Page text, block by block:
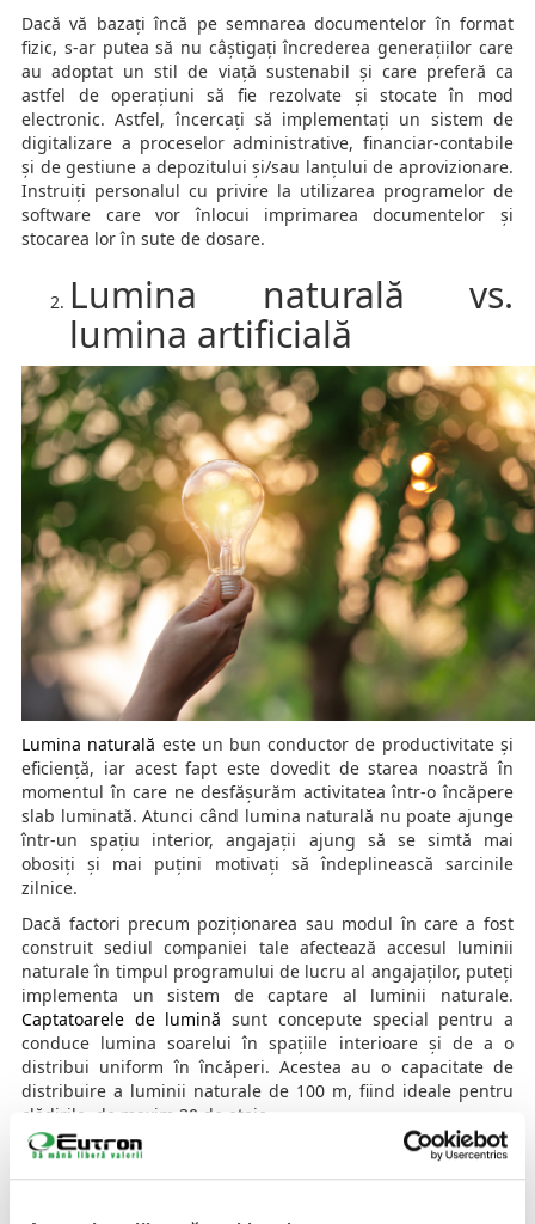
Dacă vă bazați încă pe semnarea documentelor în format
fizic, s-ar putea să nu câștigați încrederea generațiilor care
au adoptat un stil de viață sustenabil și care preferă ca
astfel de operațiuni să fie rezolvate și stocate în mod
electronic. Astfel, încercați să implementați un sistem de
digitalizare a proceselor administrative, financiar-contabile
și de gestiune a depozitului și/sau lanțului de aprovizionare.
Instruiți personalul cu privire la utilizarea programelor de
software care vor înlocui imprimarea documentelor și
stocarea lor în sute de dosare.
Lumina naturală vs.
lumina artificială
Lumina naturală este un bun conductor de productivitate și
eficiență, iar acest fapt este dovedit de starea noastră în
momentul în care ne desfășurăm activitatea într-o încăpere
slab luminată. Atunci când lumina naturală nu poate ajunge
într-un spațiu interior, angajații ajung să se simtă mai
obosiți și mai puțini motivați să îndeplinească sarcinile
zilnice.
Dacă factori precum poziționarea sau modul în care a fost
construit sediul companiei tale afectează accesul luminii
naturale în timpul programului de lucru al angajaților, puteți
implementa un sistem de captare al luminii naturale.
Captatoarele de lumină sunt concepute special pentru a
conduce lumina soarelui în spațiile interioare și de a o
distribui uniform în încăperi. Acestea au o capacitate de
distribuire a luminii naturale de 100 m, fiind ideale pentru
clădirile de maxim 30 de etaje.
Captatoarele de lumină pot fi controlate prin intermediul
unei aplicații digitale, având beneficiul informațiilor